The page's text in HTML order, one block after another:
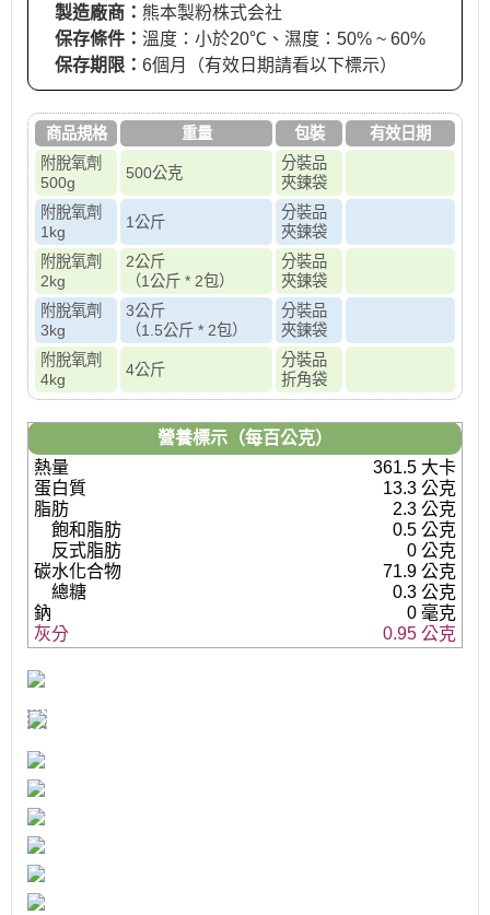
製造廠商： 熊本製粉株式会社
保存條件： 溫度：小於20℃、濕度：50% ~ 60%
保存期限： 6個月（有效日期請看以下標示）
商品規格 重量 包裝
有效日期
附脫氧劑
500g
500公克
分裝品
夾鍊袋
附脫氧劑
1kg
1公斤
分裝品
夾鍊袋
附脫氧劑
2kg
2公斤
（1公斤 * 2包）
分裝品
夾鍊袋
附脫氧劑
3kg
3公斤
（1.5公斤 * 2包）
分裝品
夾鍊袋
附脫氧劑
4kg
4公斤
分裝品
折角袋
營養標示（每百公克）
熱量
361.5 大卡
蛋白質
13.3 公克
脂肪
2.3 公克
飽和脂肪
0.5 公克
反式脂肪
0 公克
碳水化合物
71.9 公克
總糖
0.3 公克
鈉
0 毫克
灰分
0.95 公克